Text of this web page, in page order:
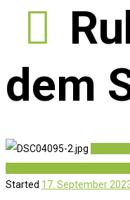
dem
Started 17. September